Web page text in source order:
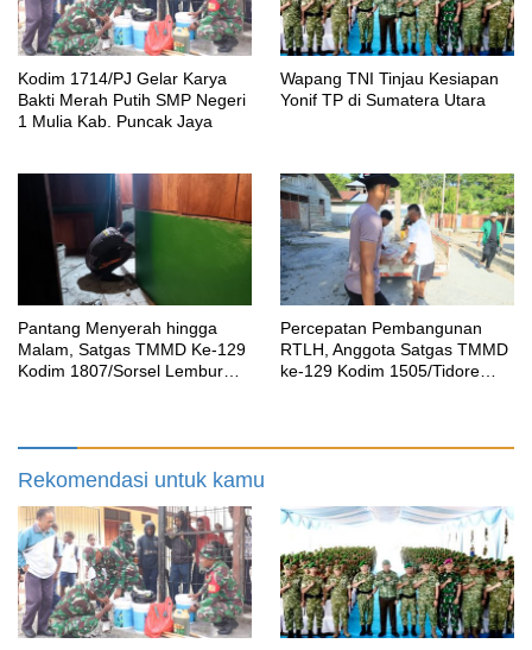
Kodim 1714/PJ Gelar Karya
Bakti Merah Putih SMP Negeri
1 Mulia Kab. Puncak Jaya
Wapang TNI Tinjau Kesiapan
Yonif TP di Sumatera Utara
Pantang Menyerah hingga
Malam, Satgas TMMD Ke-129
Kodim 1807/Sorsel Lembur
Percepatan Pembangunan
RTLH, Anggota Satgas TMMD
ke-129 Kodim 1505/Tidore
Rekomendasi untuk kamu